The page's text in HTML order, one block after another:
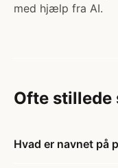
med hjælp fra AI.
Ofte stillede
Hvad er navnet på